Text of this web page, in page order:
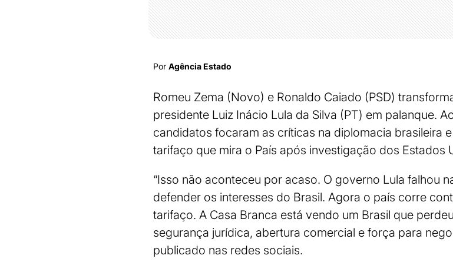
Por Agência Estado
Romeu Zema (Novo) e Ronaldo Caiado (PSD)
presidente Luiz Inácio Lula da Silva (PT) em palanque.
candidatos focaram as críticas na diplomacia brasileira
tarifaço que mira o País após investigação dos Estados
“Isso não aconteceu por acaso. O governo Lula falhou
defender os interesses do Brasil. Agora o país corre
tarifaço. A Casa Branca está vendo um Brasil que
segurança jurídica, abertura comercial e força para
publicado nas redes sociais.